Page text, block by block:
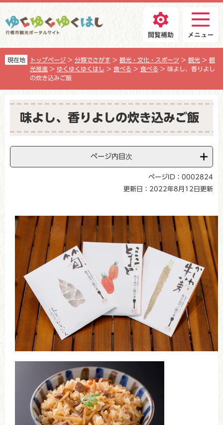
の
先
。
ー
を
て
現在地 トップページ > 分類でさがす > 観光・文化・スポーツ > 観光 > 観
光推進 > ゆくゆくゆくはし > 食べる > 食べる > 味よし、香りよし
の炊き込みご飯
本
味よし、香りよしの炊き込みご飯
ページ内目次
ページID：0002824
更新日：2022年8月12日更新